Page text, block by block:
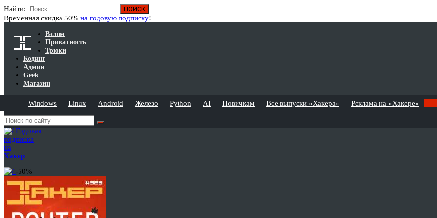
Найти:
Временная скидка 50% на годовую подписку!
Взлом
Приватность
Трюки
Кодинг
Админ
Geek
Магазин
Windows Linux Android Железо Python AI Новичкам Все выпуски «Хакера» Реклама на «Хакере»
Годовая
подписка
на
Хакер
-50%